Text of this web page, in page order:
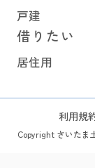
戸建
借りたい
居住用
利用規
Copyright さいたま